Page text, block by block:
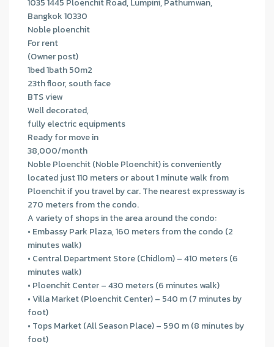
1035 1445 Ploenchit Road, Lumpini, Pathumwan,
Bangkok 10330
Noble ploenchit
For rent
(Owner post)
1bed 1bath 50m2
23th floor, south face
BTS view
Well decorated,
fully electric equipments
Ready for move in
38,000/month
Noble Ploenchit (Noble Ploenchit) is conveniently
located just 110 meters or about 1 minute walk from
Ploenchit if you travel by car. The nearest expressway is
270 meters from the condo.
A variety of shops in the area around the condo:
• Embassy Park Plaza, 160 meters from the condo (2
minutes walk)
• Central Department Store (Chidlom) – 410 meters (6
minutes walk)
• Ploenchit Center – 430 meters (6 minutes walk)
• Villa Market (Ploenchit Center) – 540 m (7 minutes by
foot)
• Tops Market (All Season Place) – 590 m (8 minutes by
foot)